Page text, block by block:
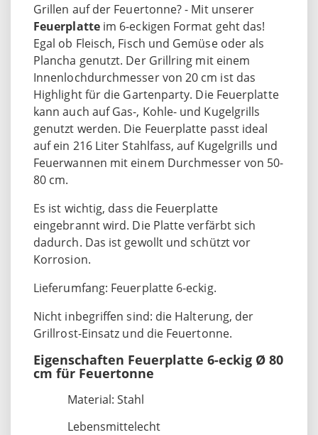
Grillen auf der Feuertonne? - Mit unserer
Feuerplatteim 6-eckigen Format geht das!
Egal ob Fleisch, Fisch und Gemüse oder als
Plancha genutzt. Der Grillring mit einem
Innenlochdurchmesser von 20 cm ist das
Highlight für die Gartenparty. Die Feuerplatte
kann auch auf Gas-, Kohle- und Kugelgrills
genutzt werden. Die Feuerplatte passt ideal
auf ein 216 Liter Stahlfass, auf Kugelgrills und
Feuerwannen mit einem Durchmesser von 50-
80 cm.
Es ist wichtig, dass die Feuerplatte
eingebrannt wird. Die Platte verfärbt sich
dadurch. Das ist gewollt und schützt vor
Korrosion.
Lieferumfang: Feuerplatte 6-eckig.
Nicht inbegriffen sind: die Halterung, der
Grillrost-Einsatz und die Feuertonne.
Eigenschaften Feuerplatte 6-eckig Ø 80
cm für Feuertonne
Material: Stahl
Lebensmittelecht